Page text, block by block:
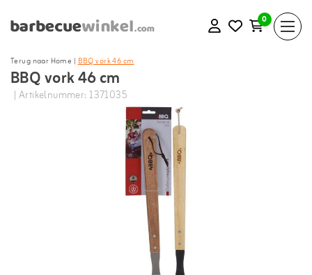
0
Terug naar Home |BBQ vork 46 cm
BBQ vork 46 cm
| Artikelnummer: 1371035